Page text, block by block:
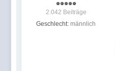
2.042 Beiträge
Geschlecht: männlich